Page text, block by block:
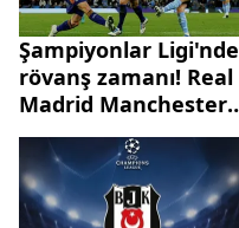
Şampiyonlar Ligi'nde
rövanş zamanı! Real
Madrid Manchester
City'yi ağırlayacak